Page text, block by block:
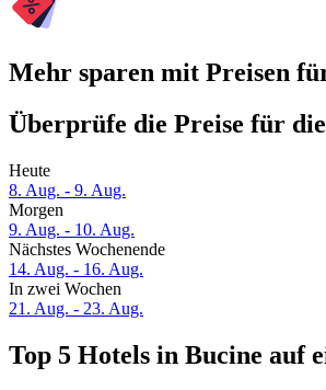
Mehr sparen mit Preisen
Überprüfe die Preise für
Heute
8. Aug. - 9. Aug.
Morgen
9. Aug. - 10. Aug.
Nächstes Wochenende
14. Aug. - 16. Aug.
In zwei Wochen
21. Aug. - 23. Aug.
Top 5 Hotels in Bucine auf